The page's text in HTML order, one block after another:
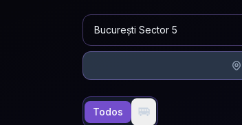
Todos 🚐